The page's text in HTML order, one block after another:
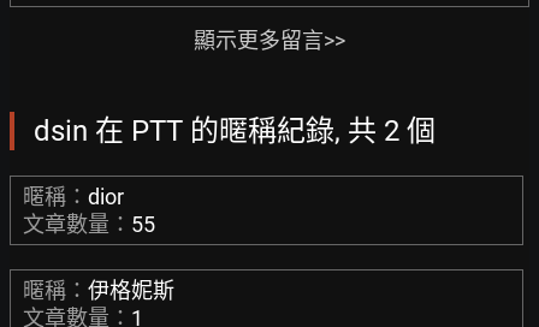
顯示更多留言>>
dsin 在 PTT 的暱稱紀錄, 共 2 個
暱稱： dior
文章數量： 55
暱稱： 伊格妮斯
文章數量： 1